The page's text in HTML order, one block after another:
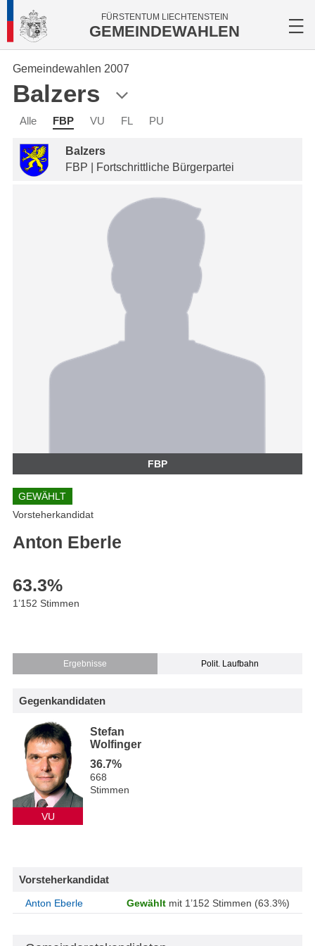
FÜRSTENTUM LIECHTENSTEIN
GEMEINDEWAHLEN
Gemeindewahlen 2007
Balzers
Alle FBP VU FL PU
Balzers
FBP | Fortschrittliche Bürgerpartei
FBP
GEWÄHLT
Vorsteherkandidat
Anton Eberle
63.3%
1’152 Stimmen
Ergebnisse Polit. Laufbahn
Gegenkandidaten
VU
Stefan
Wolfinger
36.7%
668
Stimmen
Vorsteherkandidat
Anton Eberle Gewählt mit 1’152 Stimmen (63.3%)